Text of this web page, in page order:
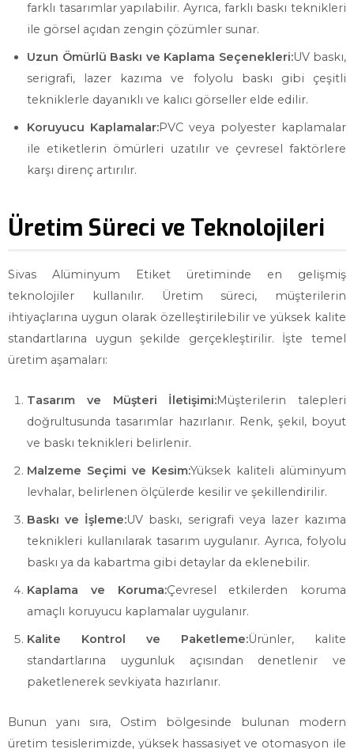
farklı tasarımlar yapılabilir. Ayrıca, farklı baskı teknikleri
ile görsel açıdan zengin çözümler sunar.
Uzun Ömürlü Baskı ve Kaplama Seçenekleri:UV baskı,
serigrafi, lazer kazıma ve folyolu baskı gibi çeşitli
tekniklerle dayanıklı ve kalıcı görseller elde edilir.
Koruyucu Kaplamalar:PVC veya polyester kaplamalar
ile etiketlerin ömürleri uzatılır ve çevresel faktörlere
karşı direnç artırılır.
Üretim Süreci ve Teknolojileri
Sivas Alüminyum Etiket üretiminde en gelişmiş
teknolojiler kullanılır. Üretim süreci, müşterilerin
ihtiyaçlarına uygun olarak özelleştirilebilir ve yüksek kalite
standartlarına uygun şekilde gerçekleştirilir. İşte temel
üretim aşamaları:
Tasarım ve Müşteri İletişimi:Müşterilerin talepleri
doğrultusunda tasarımlar hazırlanır. Renk, şekil, boyut
ve baskı teknikleri belirlenir.
Malzeme Seçimi ve Kesim:Yüksek kaliteli alüminyum
levhalar, belirlenen ölçülerde kesilir ve şekillendirilir.
Baskı ve İşleme:UV baskı, serigrafi veya lazer kazıma
teknikleri kullanılarak tasarım uygulanır. Ayrıca, folyolu
baskı ya da kabartma gibi detaylar da eklenebilir.
Kaplama ve Koruma:Çevresel etkilerden koruma
amaçlı koruyucu kaplamalar uygulanır.
Kalite Kontrol ve Paketleme:Ürünler, kalite
standartlarına uygunluk açısından denetlenir ve
paketlenerek sevkiyata hazırlanır.
Bunun yanı sıra, Ostim bölgesinde bulunan modern
üretim tesislerimizde, yüksek hassasiyet ve otomasyon ile